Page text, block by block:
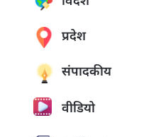
प्रदेश
संपादकीय
वीडियो